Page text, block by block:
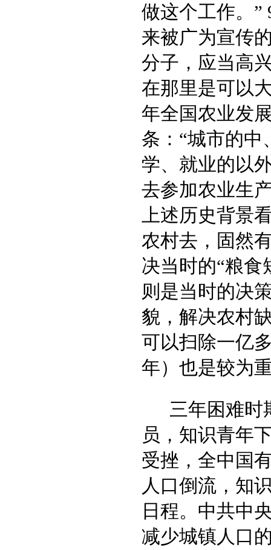
做这个工作。”
来被广为宣传
分子，应当高
在那里是可以
年全国农业发
条：“城市的
学、就业的以
去参加农业生
上述历史背景
农村去，固然
决当时的“粮食
则是当时的决
貌，解决农村
可以扫除一亿
年）也是较为
三年困难时
员，知识青年
受挫，全中国
人口倒流，知
日程。中共中
减少城镇人口